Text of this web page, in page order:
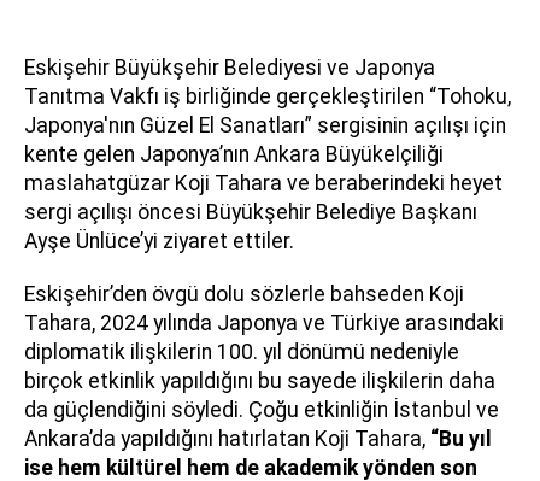
Eskişehir Büyükşehir Belediyesi ve Japonya
Tanıtma Vakfı iş birliğinde gerçekleştirilen “Tohoku,
Japonya'nın Güzel El Sanatları” sergisinin açılışı için
kente gelen Japonya’nın Ankara Büyükelçiliği
maslahatgüzar Koji Tahara ve beraberindeki heyet
sergi açılışı öncesi Büyükşehir Belediye Başkanı
Ayşe Ünlüce’yi ziyaret ettiler.
Eskişehir’den övgü dolu sözlerle bahseden Koji
Tahara, 2024 yılında Japonya ve Türkiye arasındaki
diplomatik ilişkilerin 100. yıl dönümü nedeniyle
birçok etkinlik yapıldığını bu sayede ilişkilerin daha
da güçlendiğini söyledi. Çoğu etkinliğin İstanbul ve
Ankara’da yapıldığını hatırlatan Koji Tahara, “Bu yıl
ise hem kültürel hem de akademik yönden son